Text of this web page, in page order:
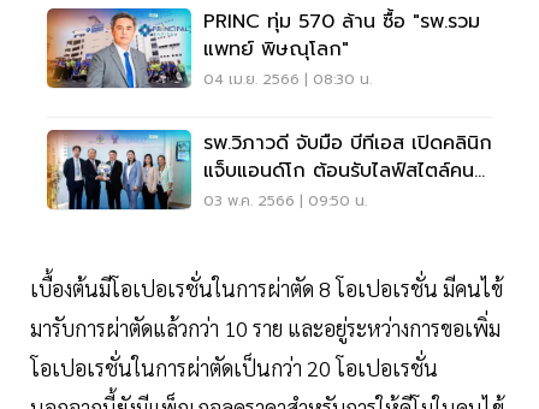
PRINC ทุ่ม 570 ล้าน ซื้อ "รพ.รวม
แพทย์ พิษณุโลก"
04 เม.ย. 2566 | 08:30 น.
รพ.วิภาวดี จับมือ บีทีเอส เปิดคลินิก
แจ็บแอนด์โก ต้อนรับไลฟ์สไตล์คน
เมืองรักสุขภาพ
03 พ.ค. 2566 | 09:50 น.
เบื้องต้นมีโอเปอเรชั่นในการผ่าตัด 8 โอเปอเรชั่น มีคนไข้
มารับการผ่าตัดแล้วกว่า 10 ราย และอยู่ระหว่างการขอเพิ่ม
โอเปอเรชั่นในการผ่าตัดเป็นกว่า 20 โอเปอเรชั่น